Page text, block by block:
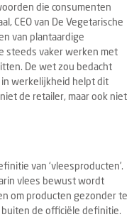
die consumenten
CEO van De Vegetarische
van plantaardige
steeds vaker werken met
De wet zou bedacht
werkelijkheid helpt dit
de retailer, maar ook niet
van ‘vleesproducten’.
vlees bewust wordt
om producten gezonder te
de officiële definitie.